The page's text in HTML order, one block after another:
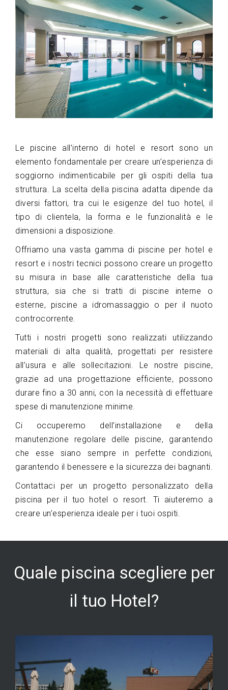
Le piscine all’interno di hotel e resort sono un
elemento fondamentale per creare un’esperienza di
soggiorno indimenticabile per gli ospiti della tua
struttura. La scelta della piscina adatta dipende da
diversi fattori, tra cui le esigenze del tuo hotel, il
tipo di clientela, la forma e le funzionalità e le
dimensioni a disposizione.
Offriamo una vasta gamma di piscine per hotel e
resort e i nostri tecnici possono creare un progetto
su misura in base alle caratteristiche della tua
struttura, sia che si tratti di piscine interne o
esterne, piscine a idromassaggio o per il nuoto
controcorrente.
Tutti i nostri progetti sono realizzati utilizzando
materiali di alta qualità, progettati per resistere
all’usura e alle sollecitazioni. Le nostre piscine,
grazie ad una progettazione efficiente, possono
durare fino a 30 anni, con la necessità di effettuare
spese di manutenzione minime.
Ci occuperemo dell’installazione e della
manutenzione regolare delle piscine, garantendo
che esse siano sempre in perfette condizioni,
garantendo il benessere e la sicurezza dei bagnanti.
Contattaci per un progetto personalizzato della
piscina per il tuo hotel o resort. Ti aiuteremo a
creare un’esperienza ideale per i tuoi ospiti.
Quale piscina scegliere per
il tuo Hotel?